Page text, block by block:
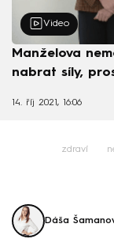
Video
Manželova
nabrat síly,
14. říj 2021, 16:06
zdraví
Dáša